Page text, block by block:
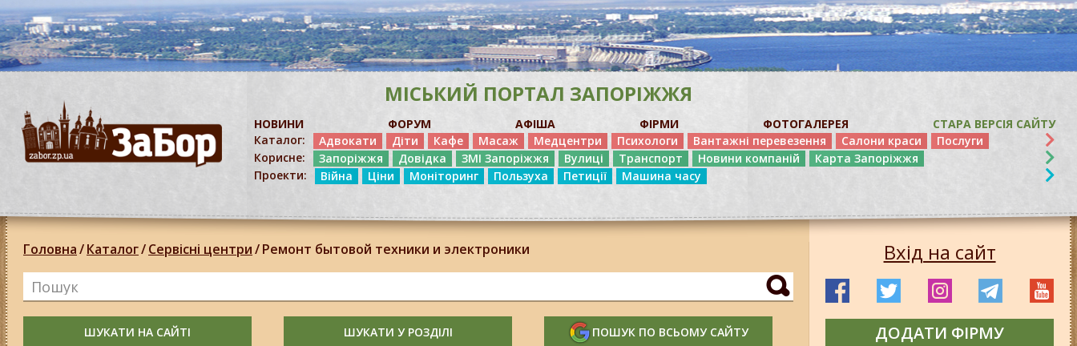
МІСЬКИЙ ПОРТАЛ ЗАПОРІЖЖЯ
НОВИНИ ФОРУМ АФІША ФІРМИ ФОТОГАЛЕРЕЯ
СТАРА ВЕРСІЯ САЙТУ
Каталог:
Адвокати Діти Кафе Масаж Медцентри Психологи Вантажні перевезення Салони краси
Послуги
Корисне:
Запоріжжя Довідка ЗМІ Запоріжжя Вулиці Транспорт Новини компаній
Карта Запоріжжя
Проекти:
Війна Ціни Моніторинг Пользуха Петиції Машина часу
Головна/Каталог/Сервісні центри/Ремонт бытовой техники и электроники
ШУКАТИ НА САЙТІ ШУКАТИ У РОЗДІЛІ ПОШУК ПО ВСЬОМУ САЙТУ
Вхід на сайт
ДОДАТИ ФІРМУ